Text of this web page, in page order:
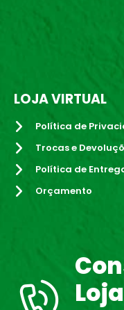
LOJA VIRTUAL
Política de
Trocas e
Política de
Orçamento